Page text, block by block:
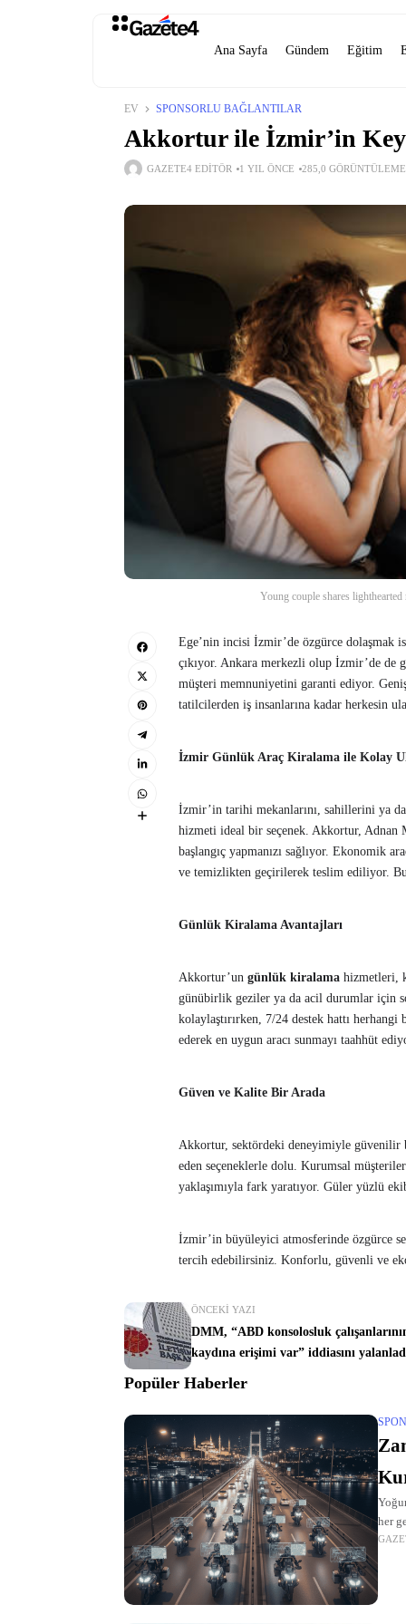
Ana Sayfa Gündem Eğitim
EV SPONSORLU BAĞLANTILAR
Akkortur ile İzmir’in
GAZETE4 EDITÖR 1 YIL ÖNCE 285,0 GÖRÜNTÜLEME
Young couple shares
Ege’nin incisi İzmir’de özgürce dolaşmak
çıkıyor. Ankara merkezli olup İzmir’de de
müşteri memnuniyetini garanti ediyor.
tatilcilerden iş insanlarına kadar herkesin
İzmir Günlük Araç Kiralama ile Kolay
İzmir’in tarihi mekanlarını, sahillerini ya
hizmeti ideal bir seçenek. Akkortur, Adnan
başlangıç yapmanızı sağlıyor. Ekonomik
ve temizlikten geçirilerek teslim ediliyor.
Günlük Kiralama Avantajları
Akkortur’un günlük kiralama hizmetleri,
günübirlik geziler ya da acil durumlar için
kolaylaştırırken, 7/24 destek hattı
ederek en uygun aracı sunmayı taahhüt
Güven ve Kalite Bir Arada
Akkortur, sektördeki deneyimiyle güvenilir
eden seçeneklerle dolu. Kurumsal
yaklaşımıyla fark yaratıyor. Güler yüzlü
İzmir’in büyüleyici atmosferinde özgürce
tercih edebilirsiniz. Konforlu, güvenli ve
ÖNCEKI YAZI
DMM, “ABD konsolosluk
kaydına erişimi var” iddiasını
Popüler Haberler
her